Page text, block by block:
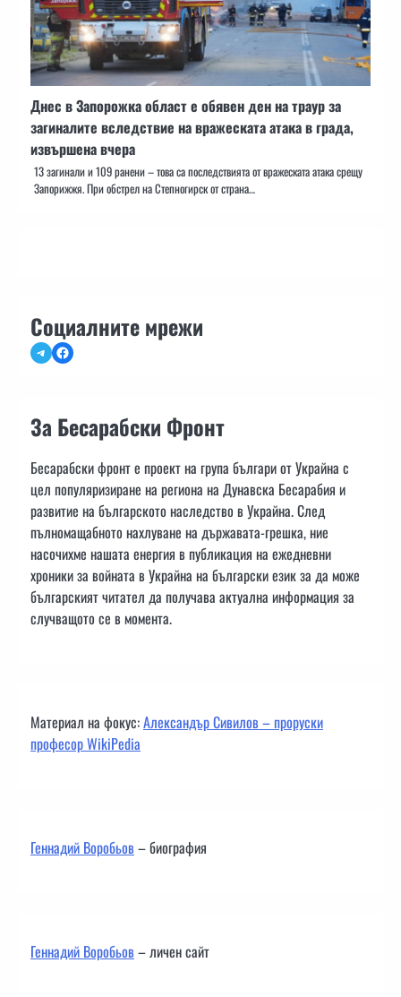
Днес в Запорожка област е обявен ден на траур за
загиналите вследствие на вражеската атака в града,
извършена вчера
13 загинали и 109 ранени – това са последствията от вражеската атака срещу
Запорижжя. При обстрел на Степногирск от страна…
Социалните мрежи
TelegramFacebook
За Бесарабски Фронт
Бесарабски фронт е проект на група българи от Украйна с
цел популяризиране на региона на Дунавска Бесарабия и
развитие на българското наследство в Украйна. След
пълномащабното нахлуване на държавата-грешка, ние
насочихме нашата енергия в публикация на ежедневни
хроники за войната в Украйна на български език за да може
българският читател да получава актуална информация за
случващото се в момента.
Материал на фокус:Александър Сивилов – проруски
професор WikiPedia
Геннадий Воробьов– биография
Геннадий Воробьов– личен сайт